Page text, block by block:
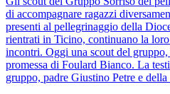
di accompagnare ragazzi
presenti al pellegrinaggio della
rientrati in Ticino, continuano la
incontri. Oggi una scout del
promessa di Foulard Bianco. La
gruppo, padre Giustino Petre e